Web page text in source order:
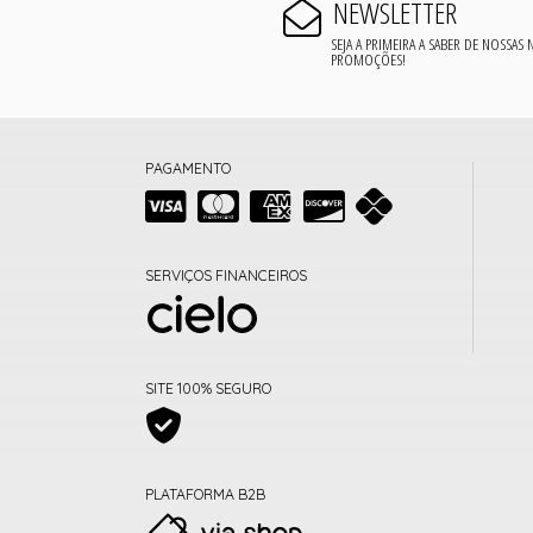
NEWSLETTER
SEJA A PRIMEIRA A SABER DE NOSSAS
PROMOÇÕES!
PAGAMENTO
SERVIÇOS FINANCEIROS
SITE 100% SEGURO
PLATAFORMA B2B